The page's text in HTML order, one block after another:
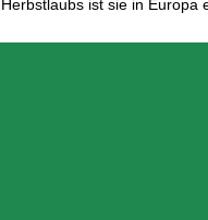
Herbstlaubs ist sie in Europa